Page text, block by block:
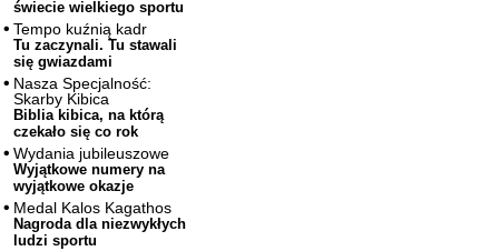
świecie wielkiego sportu
Tempo kuźnią kadr
Tu zaczynali. Tu stawali
się gwiazdami
Nasza Specjalność:
Skarby Kibica
Biblia kibica, na którą
czekało się co rok
Wydania jubileuszowe
Wyjątkowe numery na
wyjątkowe okazje
Medal Kalos Kagathos
Nagroda dla niezwykłych
ludzi sportu